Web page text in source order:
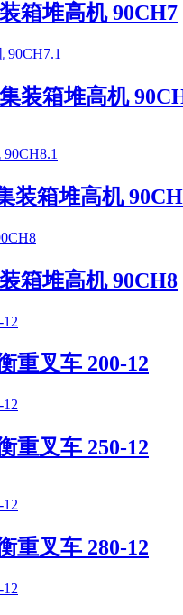
箱堆高机 90CH7
装箱堆高机
装箱堆高机
箱堆高机 90CH8
重叉车 200-12
重叉车 250-12
重叉车 280-12